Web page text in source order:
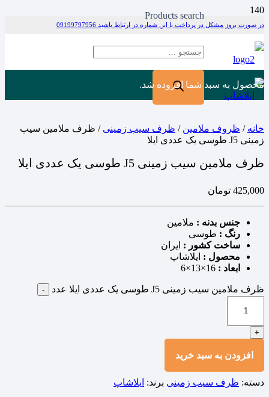
در صورت بروز مشکل در پرداخت با این شماره در ارتباط باشید 09199797956
Products search
محصول به سبد شما افزوده شد.
خانه / ظروف ملامین / ظرف سیب زمینی / ظرف ملامین سیب
زمینی J5 طوسی یک عددی ایلا
ظرف ملامین سیب زمینی J5 طوسی یک عددی ایلا
425,000 تومان
جنس بدنه : ملامین
رنگ : طوسی
ساخت کشور : ایران
محصول : ایلاشاپ
ابعاد : 16×13×6
ظرف ملامین سیب زمینی J5 طوسی یک عددی ایلا عدد -
+
افزودن به سبد خرید
دسته: ظرف سیب زمینی برند: ایلاشاپ